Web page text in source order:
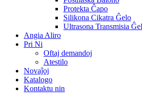
Protekta Ĉapo
Silikona Cikatra Ĝelo
Ultrasona Transmisia
Angia Aliro
Pri Ni
Oftaj demandoj
Atestilo
Novaĵoj
Katalogo
Kontaktu nin